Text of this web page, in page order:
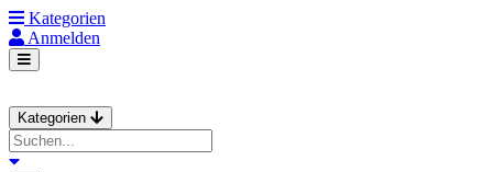
Kategorien
Anmelden
Kategorien